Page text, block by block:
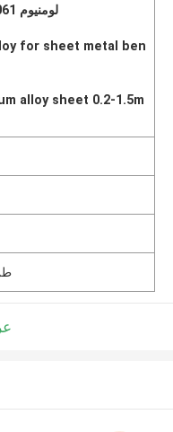
لومنيوم 6061 0.2-1.5 مم
for sheet metal ben
alloy sheet 0.2-1.5m